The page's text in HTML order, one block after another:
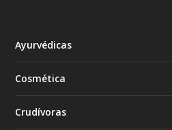
Ayurvédicas
Cosmética
Crudívoras